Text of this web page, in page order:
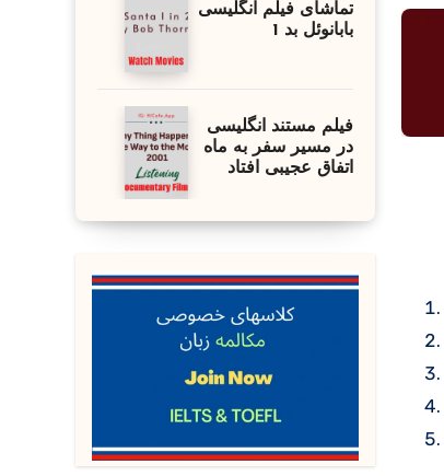
تماشای فیلم انگلیسی
بابانوئل بد 1
فیلم مستند انگلیسی
در مسیر سفر به ماه
اتفاق عجیبی افتاد